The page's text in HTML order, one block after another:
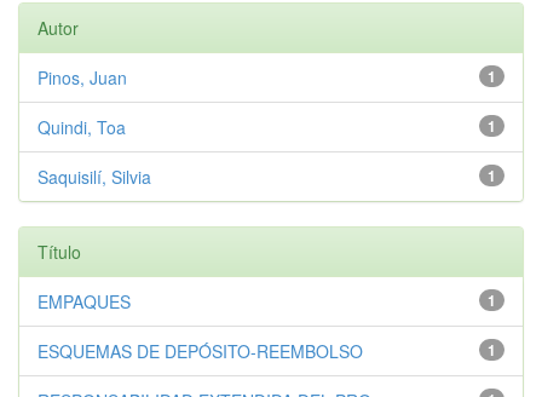
Autor
1
Pinos, Juan
1
Quindi, Toa
1
Saquisilí, Silvia
Título
1
EMPAQUES
1
ESQUEMAS DE DEPÓSITO-REEMBOLSO